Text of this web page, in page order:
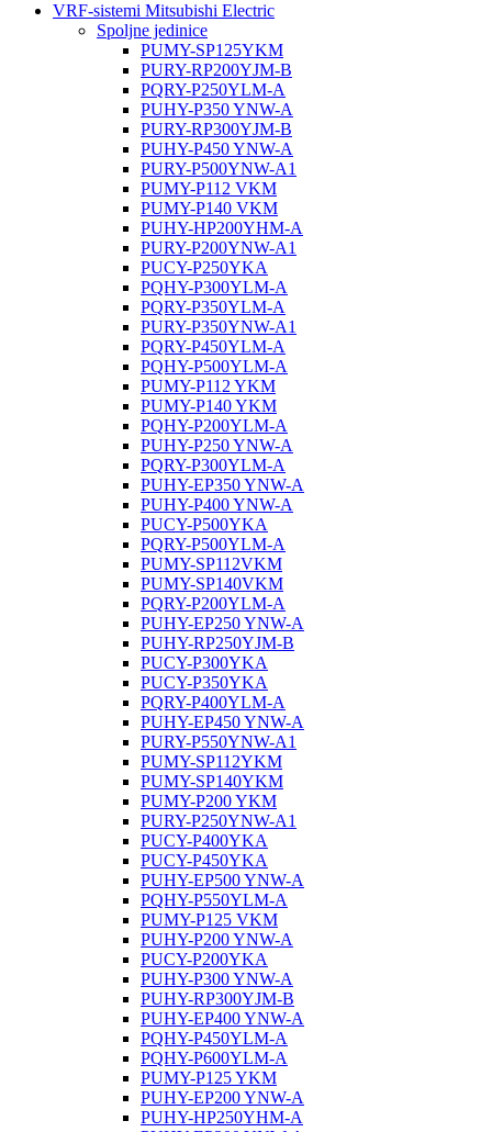
VRF-sistemi Mitsubishi Electric
Spoljne jedinice
PUMY-SP125YKM
PURY-RP200YJM-B
PQRY-P250YLM-A
PUHY-P350 YNW-A
PURY-RP300YJM-B
PUHY-P450 YNW-A
PURY-P500YNW-A1
PUMY-P112 VKM
PUMY-P140 VKM
PUHY-HP200YHM-A
PURY-P200YNW-A1
PUCY-P250YKA
PQHY-P300YLM-A
PQRY-P350YLM-A
PURY-P350YNW-A1
PQRY-P450YLM-A
PQHY-P500YLM-A
PUMY-P112 YKM
PUMY-P140 YKM
PQHY-P200YLM-A
PUHY-P250 YNW-A
PQRY-P300YLM-A
PUHY-EP350 YNW-A
PUHY-P400 YNW-A
PUCY-P500YKA
PQRY-P500YLM-A
PUMY-SP112VKM
PUMY-SP140VKM
PQRY-P200YLM-A
PUHY-EP250 YNW-A
PUHY-RP250YJM-B
PUCY-P300YKA
PUCY-P350YKA
PQRY-P400YLM-A
PUHY-EP450 YNW-A
PURY-P550YNW-A1
PUMY-SP112YKM
PUMY-SP140YKM
PUMY-P200 YKM
PURY-P250YNW-A1
PUCY-P400YKA
PUCY-P450YKA
PUHY-EP500 YNW-A
PQHY-P550YLM-A
PUMY-P125 VKM
PUHY-P200 YNW-A
PUCY-P200YKA
PUHY-P300 YNW-A
PUHY-RP300YJM-B
PUHY-EP400 YNW-A
PQHY-P450YLM-A
PQHY-P600YLM-A
PUMY-P125 YKM
PUHY-EP200 YNW-A
PUHY-HP250YHM-A